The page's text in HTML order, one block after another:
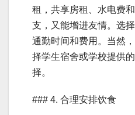
租，共享房租、水电费
支，又能增进友情。选
通勤时间和费用。当然
择学生宿舍或学校提供
择。
### 4. 合理安排饮食